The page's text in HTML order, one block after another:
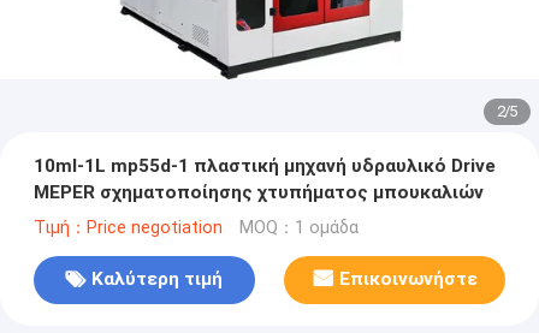
2/5
10ml-1L mp55d-1 πλαστική μηχανή υδραυλικό Drive
MEPER σχηματοποίησης χτυπήματος μπουκαλιών
Τιμή：Price negotiation MOQ：1 ομάδα
Καλύτερη τιμή Επικοινωνήστε